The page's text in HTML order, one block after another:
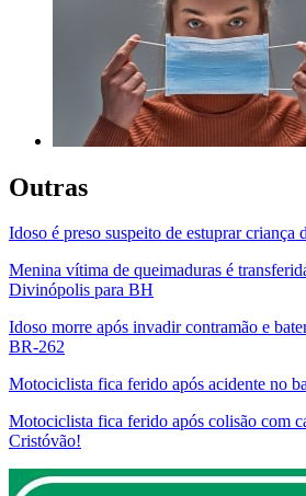
Outras
Idoso é preso suspeito de estuprar criança
Menina vítima de queimaduras é
Divinópolis para BH
Idoso morre após invadir contramão e
BR-262
Motociclista fica ferido após acidente no
Motociclista fica ferido após colisão com
Cristóvão!